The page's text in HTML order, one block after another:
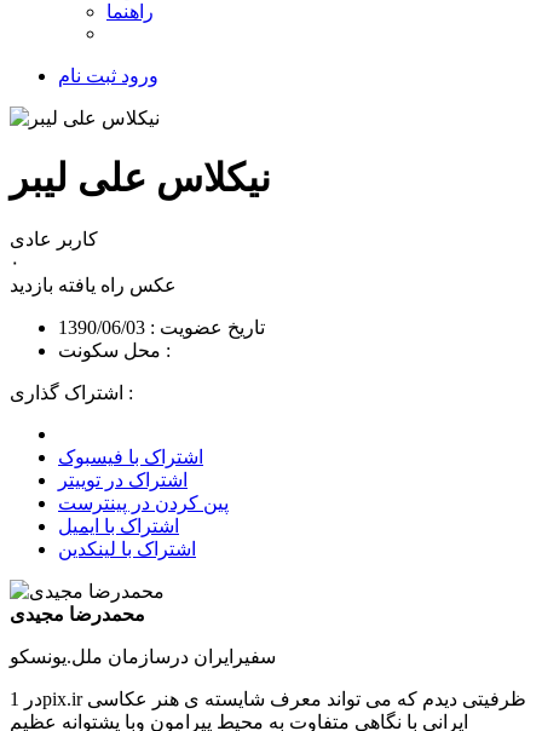
راهنما
ورود ثبت نام
نیکلاس علی لیبر
کاربر عادی
۰
عکس راه یافته بازدید
تاریخ عضویت : 1390/06/03
محل سکونت :
اشتراک گذاری :
اشتراک با فیسبوک
اشتراک در توییتر
پین کردن در پینترست
اشتراک با ایمیل
اشتراک با لینکدین
محمدرضا مجیدی
سفیرایران درسازمان ملل.یونسکو
در 1pix.ir ظرفیتی دیدم که می تواند معرف شایسته ی هنر عکاسی
ایرانی با نگاهی متفاوت به محیط پیرامون وبا پشتوانه عظیم